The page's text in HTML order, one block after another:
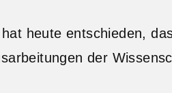
heute entschieden,
der